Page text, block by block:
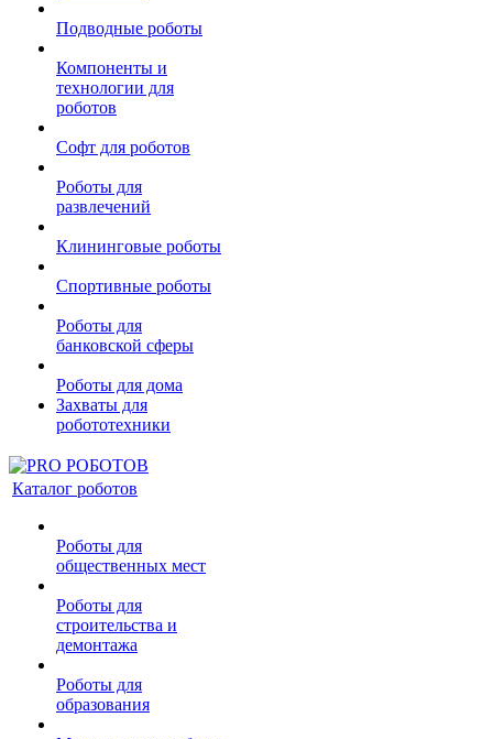
Подводные роботы
Компоненты и
технологии для
роботов
Софт для роботов
Роботы для
развлечений
Клининговые роботы
Спортивные роботы
Роботы для
банковской сферы
Роботы для дома
Захваты для
робототехники
Каталог роботов
Роботы для
общественных мест
Роботы для
строительства и
демонтажа
Роботы для
образования